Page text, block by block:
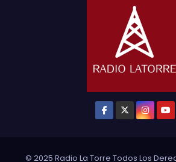
© 2025 Radio La Torre Todos Los